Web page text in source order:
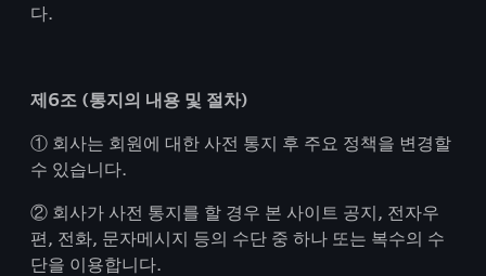
다.
제6조 (통지의 내용 및 절차)
① 회사는 회원에 대한 사전 통지 후 주요 정책을 변경할
수 있습니다.
② 회사가 사전 통지를 할 경우 본 사이트 공지, 전자우
편, 전화, 문자메시지 등의 수단 중 하나 또는 복수의 수
단을 이용합니다.